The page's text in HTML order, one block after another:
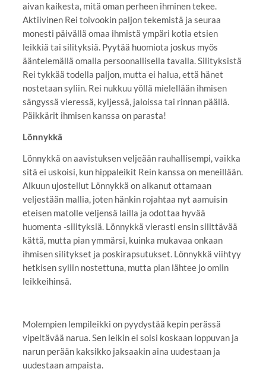
aivan kaikesta, mitä oman perheen ihminen tekee.
Aktiivinen Rei toivookin paljon tekemistä ja seuraa
monesti päivällä omaa ihmistä ympäri kotia etsien
leikkiä tai silityksiä. Pyytää huomiota joskus myös
ääntelemällä omalla persoonallisella tavalla. Silityksistä
Rei tykkää todella paljon, mutta ei halua, että hänet
nostetaan syliin. Rei nukkuu yöllä mielellään ihmisen
sängyssä vieressä, kyljessä, jaloissa tai rinnan päällä.
Päikkärit ihmisen kanssa on parasta!
Lönnykkä
Lönnykkä on aavistuksen veljeään rauhallisempi, vaikka
sitä ei uskoisi, kun hippaleikit Rein kanssa on meneillään.
Alkuun ujostellut Lönnykkä on alkanut ottamaan
veljestään mallia, joten hänkin rojahtaa nyt aamuisin
eteisen matolle veljensä lailla ja odottaa hyvää
huomenta -silityksiä. Lönnykkä vierasti ensin silittävää
kättä, mutta pian ymmärsi, kuinka mukavaa onkaan
ihmisen silitykset ja poskirapsutukset. Lönnykkä viihtyy
hetkisen syliin nostettuna, mutta pian lähtee jo omiin
leikkeihinsä.
Molempien lempileikki on pyydystää kepin perässä
vipeltävää narua. Sen leikin ei soisi koskaan loppuvan ja
narun perään kaksikko jaksaakin aina uudestaan ja
uudestaan ampaista.